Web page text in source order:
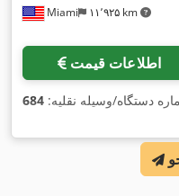
Miami ۱۱٬۹۲۵ km
اطلاعات قیمت
دستگاه/وسیله نقلیه: 684